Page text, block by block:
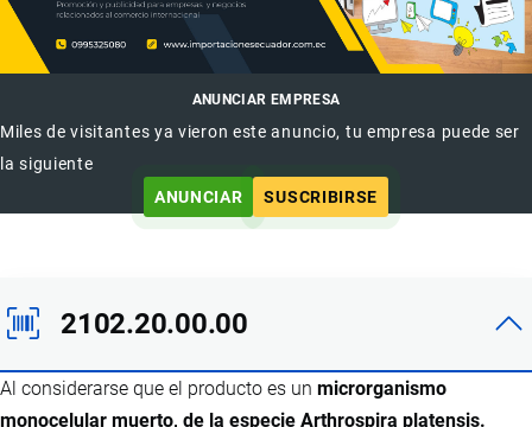
ANUNCIAR EMPRESA
Miles de visitantes ya vieron este anuncio, tu empresa puede ser
la siguiente
ANUNCIAR
SUSCRIBIRSE
2102.20.00.00
Al considerarse que el producto es un microrganismo
monocelular muerto, de la especie Arthrospira platensis.